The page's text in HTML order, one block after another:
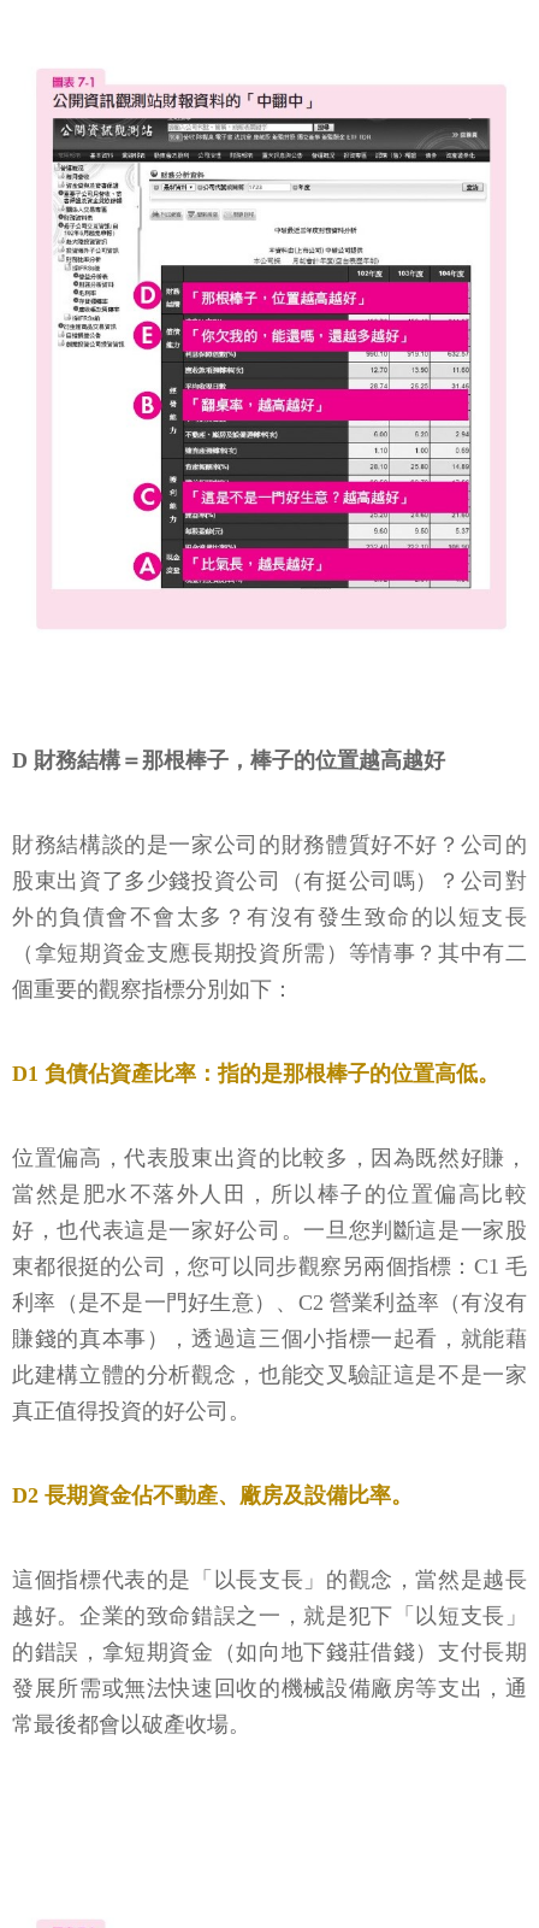
D 財務結構＝那根棒子，棒子的位置越高越好
財務結構談的是一家公司的財務體質好不好？公司的
股東出資了多少錢投資公司（有挺公司嗎）？公司對
外的負債會不會太多？有沒有發生致命的以短支長
（拿短期資金支應長期投資所需）等情事？其中有二
個重要的觀察指標分別如下：
D1 負債佔資產比率：指的是那根棒子的位置高低。
位置偏高，代表股東出資的比較多，因為既然好賺，
當然是肥水不落外人田，所以棒子的位置偏高比較
好，也代表這是一家好公司。一旦您判斷這是一家股
東都很挺的公司，您可以同步觀察另兩個指標：C1 毛
利率（是不是一門好生意）、C2 營業利益率（有沒有
賺錢的真本事），透過這三個小指標一起看，就能藉
此建構立體的分析觀念，也能交叉驗証這是不是一家
真正值得投資的好公司。
D2 長期資金佔不動產、廠房及設備比率。
這個指標代表的是「以長支長」的觀念，當然是越長
越好。企業的致命錯誤之一，就是犯下「以短支長」
的錯誤，拿短期資金（如向地下錢莊借錢）支付長期
發展所需或無法快速回收的機械設備廠房等支出，通
常最後都會以破產收場。